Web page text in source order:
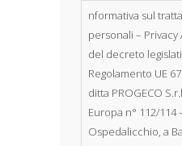
nformativa sul
personali – Privacy
del decreto
Regolamento UE
ditta PROGECO
Europa n° 112/114
Ospedalicchio, a